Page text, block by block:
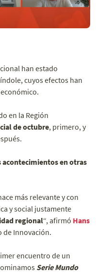
han estado
cuyos efectos han
en la Región
de octubre, primero, y
acontecimientos en otras
más relevante y con
y social justamente
regional“, afirmó Hans
de Innovación.
encuentro de un
Serie Mundo